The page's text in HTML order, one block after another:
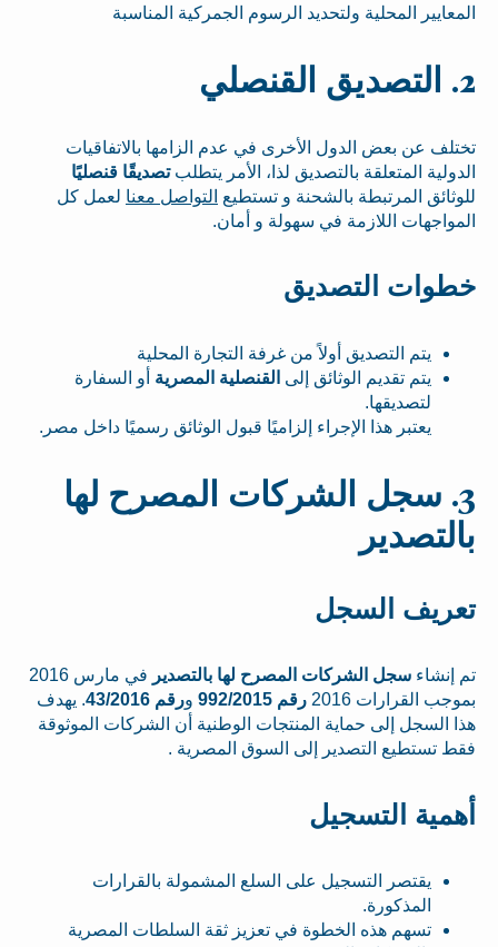
المعايير المحلية ولتحديد الرسوم الجمركية المناسبة
2. التصديق القنصلي
تختلف عن بعض الدول الأخرى في عدم الزامها بالاتفاقيات
الدولية المتعلقة بالتصديق لذا، الأمر يتطلبتصديقًا قنصليًا
للوثائق المرتبطة بالشحنة و تستطيع التواصل معنا لعمل كل
المواجهات اللازمة في سهولة و أمان.
خطوات التصديق
يتم التصديق أولاً من غرفة التجارة المحلية
يتم تقديم الوثائق إلى القنصلية المصرية أو السفارة
لتصديقها.
يعتبر هذا الإجراء إلزاميًا قبول الوثائق رسميًا داخل مصر.
3. سجل الشركات المصرح لها
بالتصدير
تعريف السجل
تم إنشاء سجل الشركات المصرح لها بالتصدير
في مارس 2016
بموجب القرارات 2016
رقم 992/2015 ورقم 43/2016
. يهدف
هذا السجل إلى حماية المنتجات الوطنية أن الشركات الموثوقة
فقط تستطيع التصدير إلى السوق المصرية .
أهمية التسجيل
يقتصر التسجيل على السلع المشمولة بالقرارات
المذكورة.
تسهم هذه الخطوة في تعزيز ثقة السلطات المصرية